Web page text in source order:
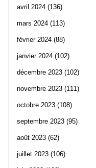
avril 2024 (136)
mars 2024 (113)
février 2024 (88)
janvier 2024 (102)
décembre 2023 (102)
novembre 2023 (111)
octobre 2023 (108)
septembre 2023 (95)
août 2023 (62)
juillet 2023 (106)